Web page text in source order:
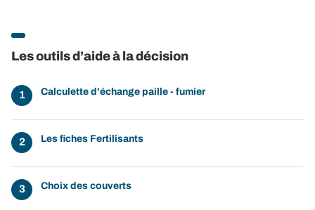
Les outils d’aide à la décision
Calculette d'échange paille - fumier
Les fiches Fertilisants
Choix des couverts